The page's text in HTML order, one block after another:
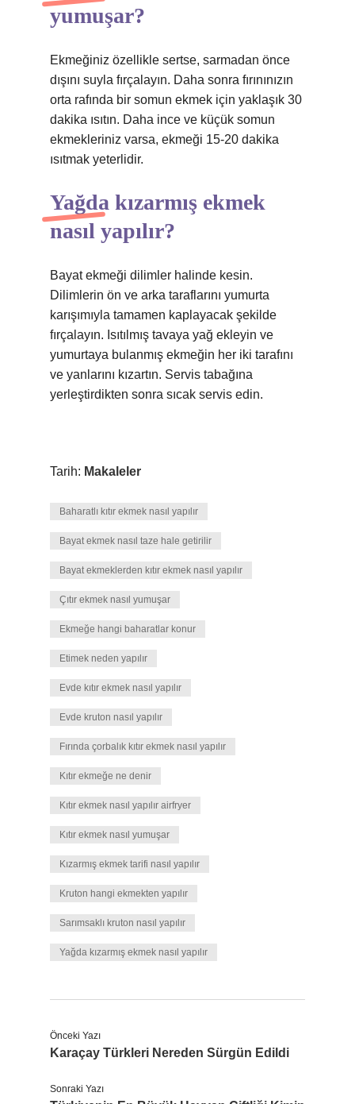
yumuşar?
Ekmeğiniz özellikle sertse, sarmadan önce
dışını suyla fırçalayın. Daha sonra fırınınızın
orta rafında bir somun ekmek için yaklaşık 30
dakika ısıtın. Daha ince ve küçük somun
ekmekleriniz varsa, ekmeği 15-20 dakika
ısıtmak yeterlidir.
Yağda kızarmış ekmek
nasıl yapılır?
Bayat ekmeği dilimler halinde kesin.
Dilimlerin ön ve arka taraflarını yumurta
karışımıyla tamamen kaplayacak şekilde
fırçalayın. Isıtılmış tavaya yağ ekleyin ve
yumurtaya bulanmış ekmeğin her iki tarafını
ve yanlarını kızartın. Servis tabağına
yerleştirdikten sonra sıcak servis edin.
Tarih: Makaleler
Baharatlı kıtır ekmek nasıl yapılır
Bayat ekmek nasıl taze hale getirilir
Bayat ekmeklerden kıtır ekmek nasıl yapılır
Çıtır ekmek nasıl yumuşar
Ekmeğe hangi baharatlar konur
Etimek neden yapılır
Evde kıtır ekmek nasıl yapılır
Evde kruton nasıl yapılır
Fırında çorbalık kıtır ekmek nasıl yapılır
Kıtır ekmeğe ne denir
Kıtır ekmek nasıl yapılır airfryer
Kıtır ekmek nasıl yumuşar
Kızarmış ekmek tarifi nasıl yapılır
Kruton hangi ekmekten yapılır
Sarımsaklı kruton nasıl yapılır
Yağda kızarmış ekmek nasıl yapılır
Önceki Yazı
Karaçay Türkleri Nereden Sürgün Edildi
Sonraki Yazı